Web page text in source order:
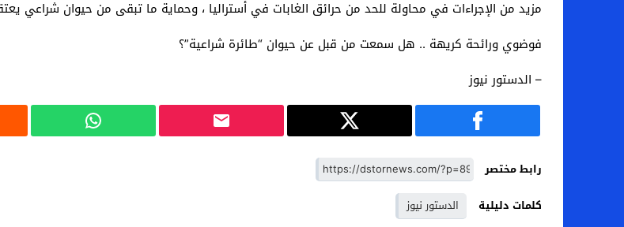
مزيد من الإجراءات في محاولة للحد من حرائق الغابات في أستراليا ، وحماية ما تبقى من حيوان شراعي
فوضوي ورائحة كريهة .. هل سمعت من قبل عن حيوان “طائرة شراعية”؟
– الدستور نيوز
رابط مختصر
كلمات دليلية
الدستور نيوز